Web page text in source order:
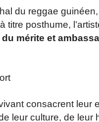
du reggae
titre posthume,
du mérite et
consacrent leur
leur culture, de leur